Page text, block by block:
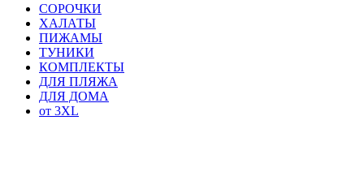
СОРОЧКИ
ХАЛАТЫ
ПИЖАМЫ
ТУНИКИ
КОМПЛЕКТЫ
ДЛЯ ПЛЯЖА
ДЛЯ ДОМА
от 3XL